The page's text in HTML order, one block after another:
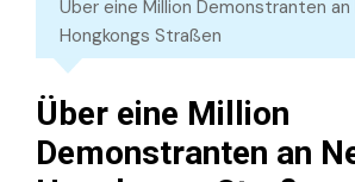
Über eine Million Demonstranten an
Hongkongs Straßen
Über eine Million
Demonstranten an